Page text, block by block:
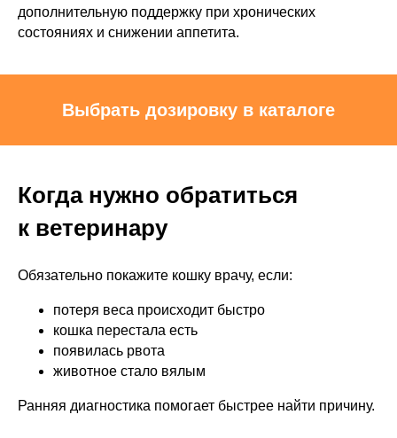
дополнительную поддержку при хронических
состояниях и снижении аппетита.
Выбрать дозировку в каталоге
Когда нужно обратиться
к ветеринару
Обязательно покажите кошку врачу, если:
потеря веса происходит быстро
кошка перестала есть
появилась рвота
животное стало вялым
Ранняя диагностика помогает быстрее найти причину.